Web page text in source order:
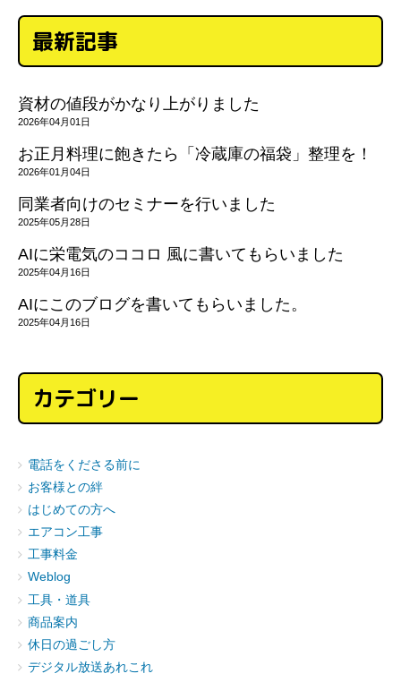
最新記事
資材の値段がかなり上がりました
2026年04月01日
お正月料理に飽きたら「冷蔵庫の福袋」整理を！
2026年01月04日
同業者向けのセミナーを行いました
2025年05月28日
AIに栄電気のココロ 風に書いてもらいました
2025年04月16日
AIにこのブログを書いてもらいました。
2025年04月16日
カテゴリー
電話をくださる前に
お客様との絆
はじめての方へ
エアコン工事
工事料金
Weblog
工具・道具
商品案内
休日の過ごし方
デジタル放送あれこれ